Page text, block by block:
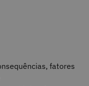
fatores